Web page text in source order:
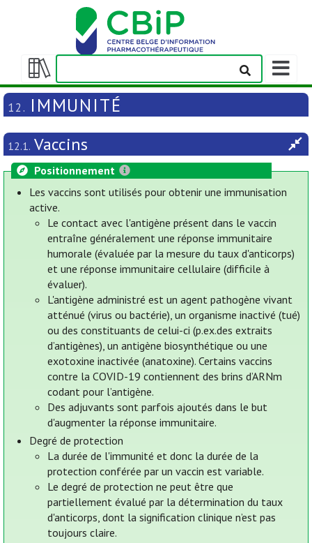
Afficher/masquer
la
table
matières
Afficher/
la
barre
12. IMMUNITÉ
12.1. Vaccins
Positionnement
Les vaccins sont utilisés pour obtenir une immunisation
active.
Le contact avec l'antigène présent dans le vaccin
entraîne généralement une réponse immunitaire
humorale (évaluée par la mesure du taux d'anticorps)
et une réponse immunitaire cellulaire (difficile à
évaluer).
L'antigène administré est un agent pathogène vivant
atténué (virus ou bactérie), un organisme inactivé (tué)
ou des constituants de celui-ci (p.ex.des extraits
d’antigènes), un antigène biosynthétique ou une
exotoxine inactivée (anatoxine). Certains vaccins
contre la COVID-19 contiennent des brins d’ARNm
codant pour l’antigène.
Des adjuvants sont parfois ajoutés dans le but
d'augmenter la réponse immunitaire.
Degré de protection
La durée de l'immunité et donc la durée de la
protection conférée par un vaccin est variable.
Le degré de protection ne peut être que
partiellement évalué par la détermination du taux
d'anticorps, dont la signification clinique n’est pas
toujours claire.